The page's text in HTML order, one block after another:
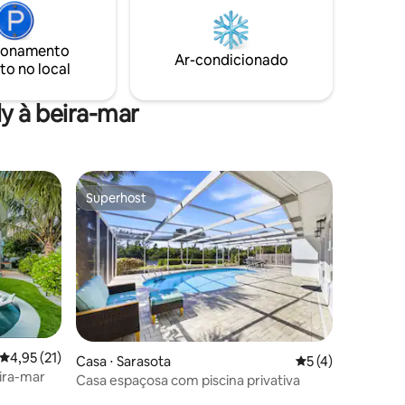
nosso
at
os
minha
hidromassagem, use a academia e as
quadras do local e aproveite as cadeiras
de praia, o guarda-sol e o carrinho
fornecidos para dias de praia sem
no local
Ar-condicionado
à beira-mar
4,95 de uma avaliação média de 5, 21 avaliações
4,95 (21)
mar
Superhost
Superhost
Casa ⋅ Sarasota 5 de uma
5 (4)
Casa espaçosa com piscina privativa